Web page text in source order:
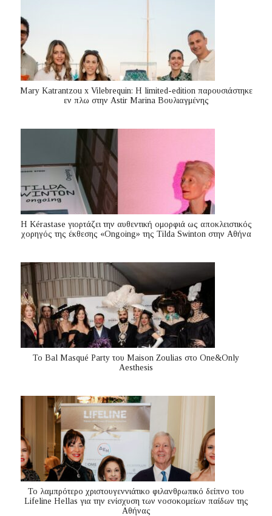
Mary Katrantzou x Vilebrequin: Η limited-edition παρουσιάστηκε
εν πλω στην Astir Marina Βουλιαγμένης
Η Kérastase γιορτάζει την αυθεντική ομορφιά ως αποκλειστικός
χορηγός της έκθεσης «Ongoing» της Tilda Swinton στην Αθήνα
Το Bal Masqué Party του Maison Zoulias στο One&Only
Aesthesis
Το λαμπρότερο χριστουγεννιάτικο φιλανθρωπικό δείπνο του
Lifeline Hellas για την ενίσχυση των νοσοκομείων παίδων της
Αθήνας